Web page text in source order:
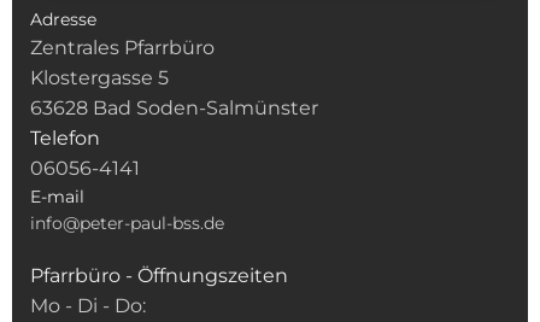
Adresse
Zentrales Pfarrbüro
Klostergasse 5
63628 Bad Soden-Salmünster
Telefon
06056-4141
E-mail
info@peter-paul-bss.de
Pfarrbüro - Öffnungszeiten
Mo - Di - Do: